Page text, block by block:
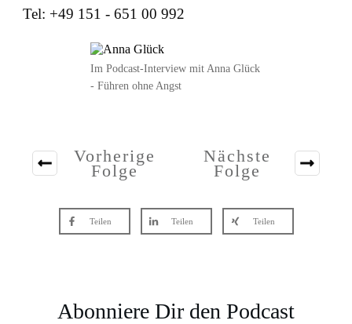
Tel: +49 151 - 651 00 992
Im Podcast-Interview mit Anna Glück
- Führen ohne Angst
Vorherige
Folge
Nächste
Folge
Teilen Teilen Teilen
Abonniere Dir den Podcast